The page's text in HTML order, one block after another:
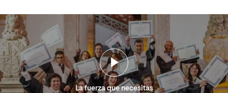
La fuerza que necesitas